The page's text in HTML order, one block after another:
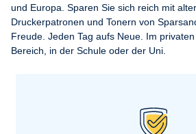
und Europa. Sparen Sie sich reich mit
Druckerpatronen und Tonern von
Freude. Jeden Tag aufs Neue. Im
Bereich, in der Schule oder der Uni.